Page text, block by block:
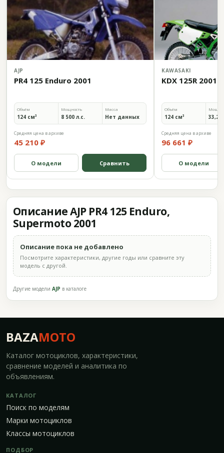
AJP
PR4 125 Enduro 2001
Объём
124 см³
Мощность
8 500 л.с.
Масса
Нет данных
Средняя цена в архиве
45 210 ₽
О модели Сравнить
KAWASAKI
KDX 125R 2001
Объём
124 см³ 33,2
Средняя цена в архиве
96 661 ₽
О модели
Описание AJP PR4 125 Enduro,
Supermoto 2001
Описание пока не добавлено
Посмотрите характеристики, другие годы или сравните эту
модель с другой.
Другие модели AJP в каталоге
BAZAMOTO
Каталог мотоциклов, характеристики,
сравнение моделей и аналитика по
объявлениям.
КАТАЛОГ
Поиск по моделям
Марки мотоциклов
Классы мотоциклов
ПОДБОР